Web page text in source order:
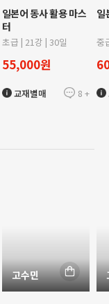
일본어 동사 활용 마스
터
초급 | 21강 |30일
55,000원
교재별매 8 +
일
중
고수민